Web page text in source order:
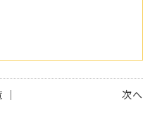
次へ
│